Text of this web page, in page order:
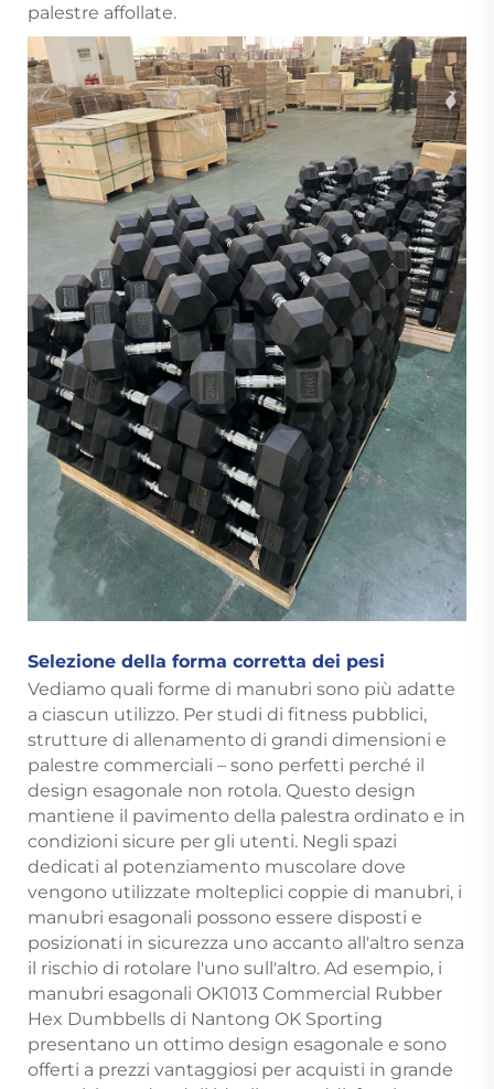
palestre affollate.
Selezione della forma corretta dei pesi
Vediamo quali forme di manubri sono più adatte
a ciascun utilizzo. Per studi di fitness pubblici,
strutture di allenamento di grandi dimensioni e
palestre commerciali – sono perfetti perché il
design esagonale non rotola. Questo design
mantiene il pavimento della palestra ordinato e in
condizioni sicure per gli utenti. Negli spazi
dedicati al potenziamento muscolare dove
vengono utilizzate molteplici coppie di manubri, i
manubri esagonali possono essere disposti e
posizionati in sicurezza uno accanto all'altro senza
il rischio di rotolare l'uno sull'altro. Ad esempio, i
manubri esagonali OK1013 Commercial Rubber
Hex Dumbbells di Nantong OK Sporting
presentano un ottimo design esagonale e sono
offerti a prezzi vantaggiosi per acquisti in grande